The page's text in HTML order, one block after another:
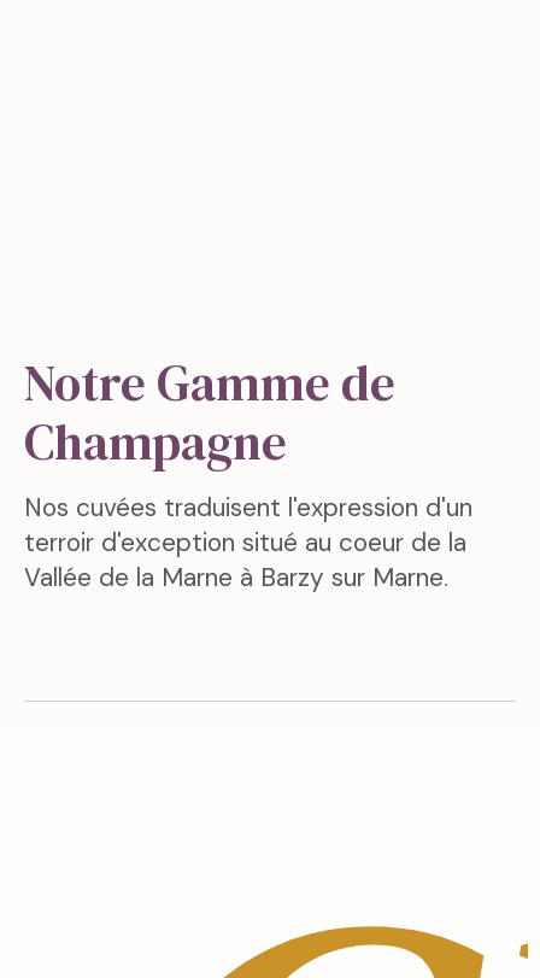
Notre Gamme de
Champagne
Nos cuvées traduisent l'expression d'un
terroir d'exception situé au coeur de la
Vallée de la Marne à Barzy sur Marne.